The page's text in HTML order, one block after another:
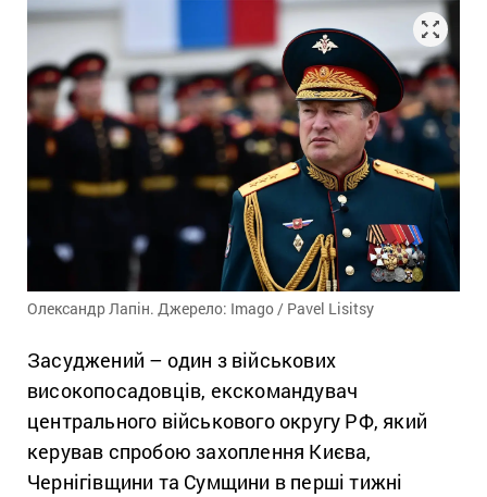
Олександр Лапін. Джерело: Imago / Pavel Lisitsy
Засуджений – один з військових
високопосадовців, екскомандувач
центрального військового округу РФ, який
керував спробою захоплення Києва,
Чернігівщини та Сумщини в перші тижні